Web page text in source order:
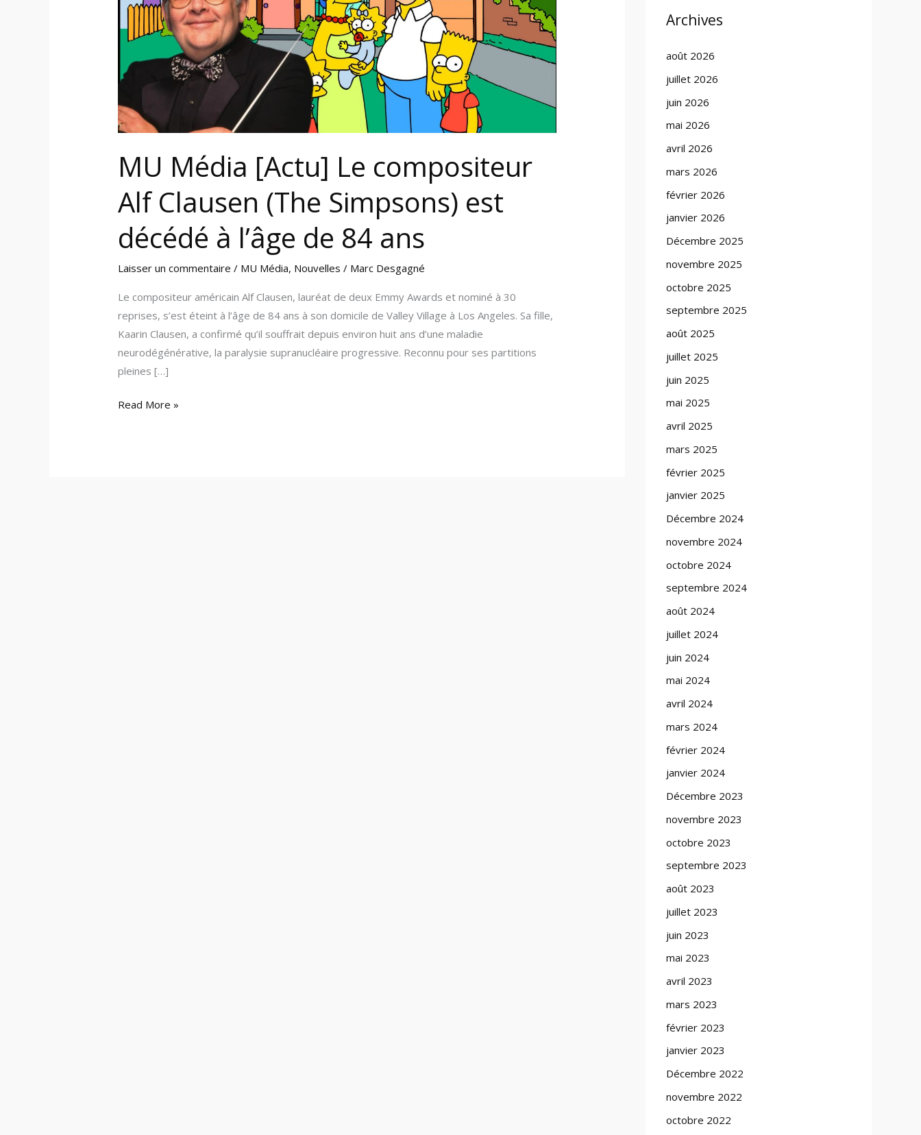
MU Média [Actu] Le compositeur
Alf Clausen (The Simpsons) est
décédé à l’âge de 84 ans
Laisser un commentaire / MU Média, Nouvelles / Marc Desgagné
Le compositeur américain Alf Clausen, lauréat de deux Emmy Awards et nominé à 30
reprises, s’est éteint à l’âge de 84 ans à son domicile de Valley Village à Los Angeles. Sa fille,
Kaarin Clausen, a confirmé qu’il souffrait depuis environ huit ans d’une maladie
neurodégénérative, la paralysie supranucléaire progressive. Reconnu pour ses partitions
pleines […]
Simpsons)
est
l’âge
de
84
Read More »
Archives
août 2026
juillet 2026
juin 2026
mai 2026
avril 2026
mars 2026
février 2026
janvier 2026
Décembre 2025
novembre 2025
octobre 2025
septembre 2025
août 2025
juillet 2025
juin 2025
mai 2025
avril 2025
mars 2025
février 2025
janvier 2025
Décembre 2024
novembre 2024
octobre 2024
septembre 2024
août 2024
juillet 2024
juin 2024
mai 2024
avril 2024
mars 2024
février 2024
janvier 2024
Décembre 2023
novembre 2023
octobre 2023
septembre 2023
août 2023
juillet 2023
juin 2023
mai 2023
avril 2023
mars 2023
février 2023
janvier 2023
Décembre 2022
novembre 2022
octobre 2022